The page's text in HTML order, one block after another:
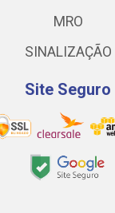
MRO
SINALIZAÇÃO
Site Seguro